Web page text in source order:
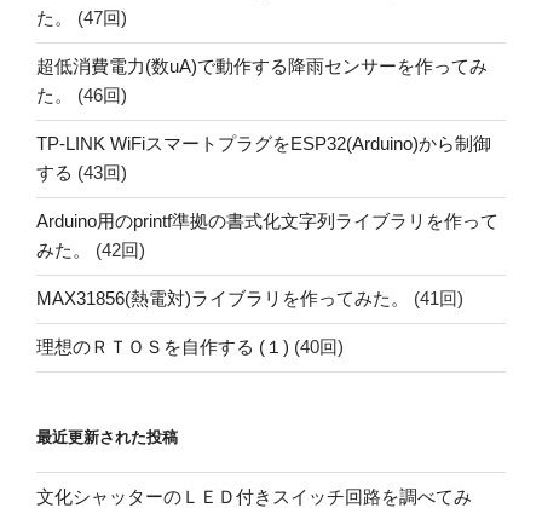
た。
(47回)
超低消費電力(数uA)で動作する降雨センサーを作ってみ
た。
(46回)
TP-LINK WiFiスマートプラグをESP32(Arduino)から制御
する (43回)
Arduino用のprintf準拠の書式化文字列ライブラリを作って
みた。
(42回)
MAX31856(熱電対)ライブラリを作ってみた。 (41回)
理想のＲＴＯＳを自作する (１) (40回)
最近更新された投稿
文化シャッターのＬＥＤ付きスイッチ回路を調べてみ